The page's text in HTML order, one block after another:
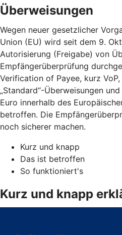
Überweisungen
Wegen neuer gesetzlicher
Union (EU) wird seit dem 9.
Autorisierung (Freigabe) von
Empfängerüberprüfung
Verification of Payee, kurz
„Standard“-Überweisungen
Euro innerhalb des
betroffen. Die
noch sicherer machen.
Kurz und knapp
Das ist betroffen
So funktioniert's
Kurz und knapp